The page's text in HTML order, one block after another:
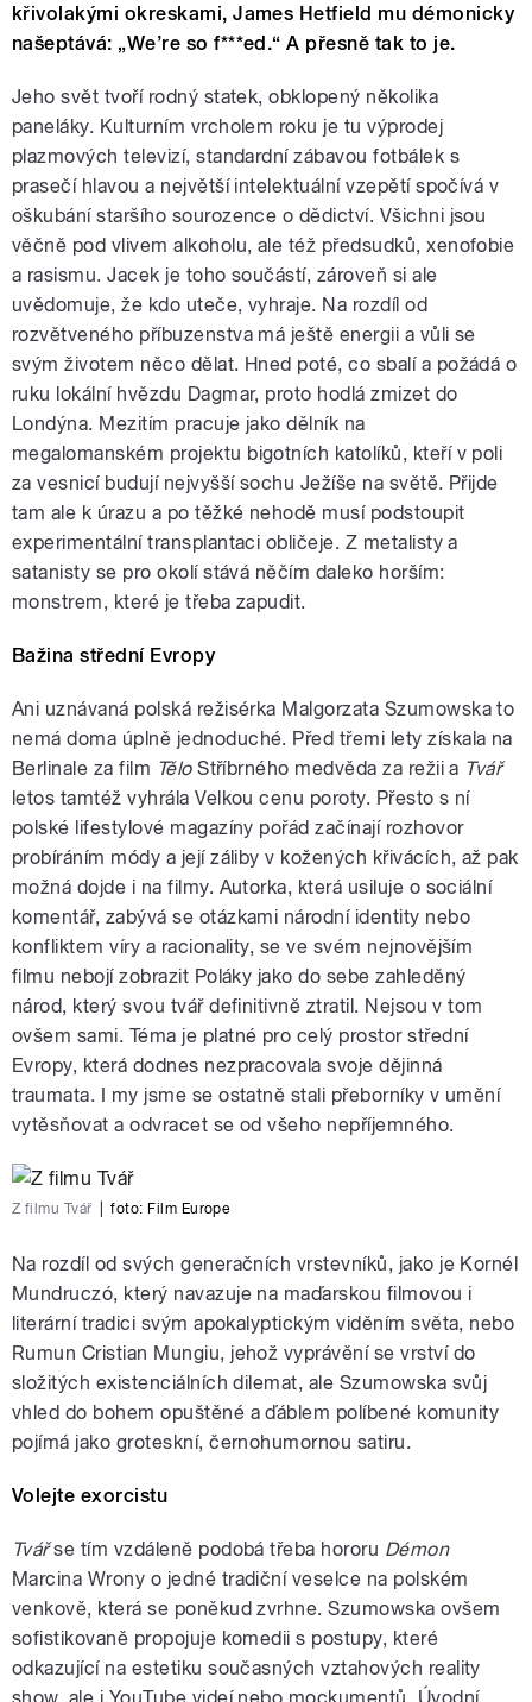
křivolakými okreskami, James Hetfield mu démonicky
našeptává: „We’re so f***ed.“ A přesně tak to je.
Jeho svět tvoří rodný statek, obklopený několika
paneláky. Kulturním vrcholem roku je tu výprodej
plazmových televizí, standardní zábavou fotbálek s
prasečí hlavou a největší intelektuální vzepětí spočívá v
oškubání staršího sourozence o dědictví. Všichni jsou
věčně pod vlivem alkoholu, ale též předsudků, xenofobie
a rasismu. Jacek je toho součástí, zároveň si ale
uvědomuje, že kdo uteče, vyhraje. Na rozdíl od
rozvětveného příbuzenstva má ještě energii a vůli se
svým životem něco dělat. Hned poté, co sbalí a požádá o
ruku lokální hvězdu Dagmar, proto hodlá zmizet do
Londýna. Mezitím pracuje jako dělník na
megalomanském projektu bigotních katolíků, kteří v poli
za vesnicí budují nejvyšší sochu Ježíše na světě. Přijde
tam ale k úrazu a po těžké nehodě musí podstoupit
experimentální transplantaci obličeje. Z metalisty a
satanisty se pro okolí stává něčím daleko horším:
monstrem, které je třeba zapudit.
Bažina střední Evropy
Ani uznávaná polská režisérka Malgorzata Szumowska to
nemá doma úplně jednoduché. Před třemi lety získala na
Berlinale za film TěloStříbrného medvěda za režii a Tvář
letos tamtéž vyhrála Velkou cenu poroty. Přesto s ní
polské lifestylové magazíny pořád začínají rozhovor
probíráním módy a její záliby v kožených křivácích, až pak
možná dojde i na filmy. Autorka, která usiluje o sociální
komentář, zabývá se otázkami národní identity nebo
konfliktem víry a racionality, se ve svém nejnovějším
filmu nebojí zobrazit Poláky jako do sebe zahleděný
národ, který svou tvář definitivně ztratil. Nejsou v tom
ovšem sami. Téma je platné pro celý prostor střední
Evropy, která dodnes nezpracovala svoje dějinná
traumata. I my jsme se ostatně stali přeborníky v umění
vytěsňovat a odvracet se od všeho nepříjemného.
Z filmu Tvář foto: Film Europe
Na rozdíl od svých generačních vrstevníků, jako je Kornél
Mundruczó, který navazuje na maďarskou filmovou i
literární tradici svým apokalyptickým viděním světa, nebo
Rumun Cristian Mungiu, jehož vyprávění se vrství do
složitých existenciálních dilemat, ale Szumowska svůj
vhled do bohem opuštěné a ďáblem políbené komunity
pojímá jako groteskní, černohumornou satiru.
Volejte exorcistu
Tvářse tím vzdáleně podobá třeba hororu Démon
Marcina Wrony o jedné tradiční veselce na polském
venkově, která se poněkud zvrhne. Szumowska ovšem
sofistikovaně propojuje komedii s postupy, které
odkazující na estetiku současných vztahových reality